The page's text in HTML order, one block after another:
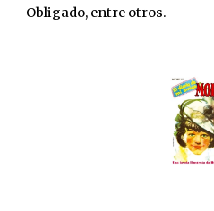
Obligado, entre otros.